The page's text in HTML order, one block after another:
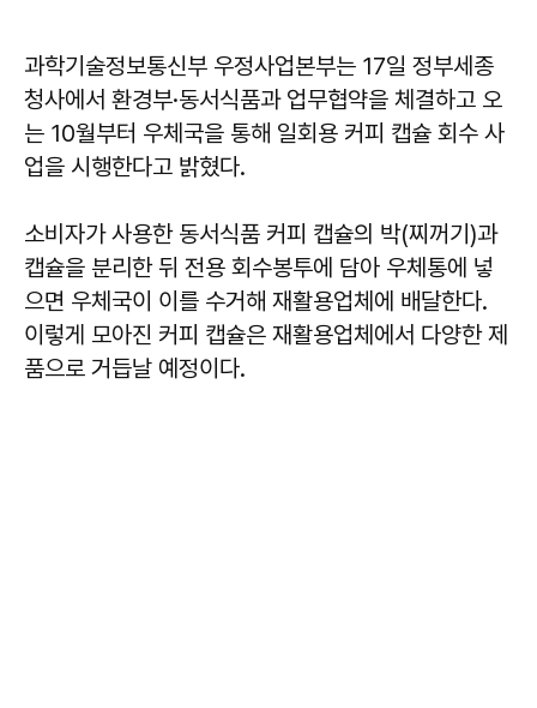
과학기술정보통신부 우정사업본부는 17일 정부세종
청사에서 환경부·동서식품과 업무협약을 체결하고 오
는 10월부터 우체국을 통해 일회용 커피 캡슐 회수 사
업을 시행한다고 밝혔다.
소비자가 사용한 동서식품 커피 캡슐의 박(찌꺼기)과
캡슐을 분리한 뒤 전용 회수봉투에 담아 우체통에 넣
으면 우체국이 이를 수거해 재활용업체에 배달한다.
이렇게 모아진 커피 캡슐은 재활용업체에서 다양한 제
품으로 거듭날 예정이다.